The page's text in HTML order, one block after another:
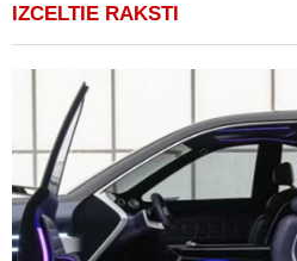
IZCELTIE RAKSTI